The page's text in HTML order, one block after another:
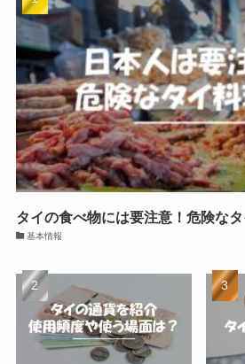
タイの食べ物には要注意！危険な
基本情報